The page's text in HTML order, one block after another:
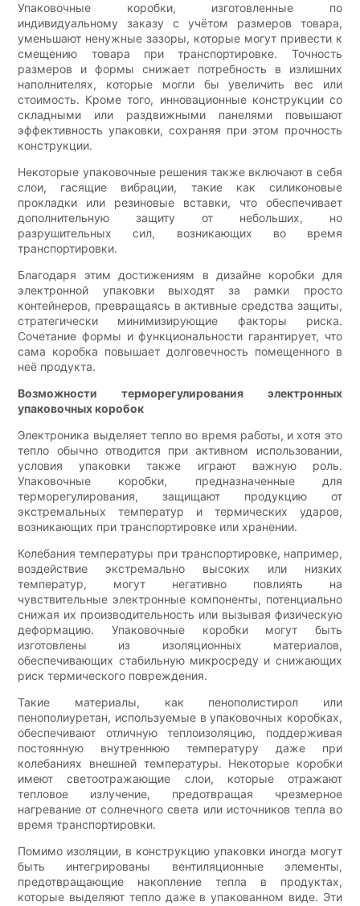
Упаковочные коробки, изготовленные по
индивидуальному заказу с учётом размеров товара,
уменьшают ненужные зазоры, которые могут привести к
смещению товара при транспортировке. Точность
размеров и формы снижает потребность в излишних
наполнителях, которые могли бы увеличить вес или
стоимость. Кроме того, инновационные конструкции со
складными или раздвижными панелями повышают
эффективность упаковки, сохраняя при этом прочность
конструкции.
Некоторые упаковочные решения также включают в себя
слои, гасящие вибрации, такие как силиконовые
прокладки или резиновые вставки, что обеспечивает
дополнительную защиту от небольших, но
разрушительных сил, возникающих во время
транспортировки.
Благодаря этим достижениям в дизайне коробки для
электронной упаковки выходят за рамки просто
контейнеров, превращаясь в активные средства защиты,
стратегически минимизирующие факторы риска.
Сочетание формы и функциональности гарантирует, что
сама коробка повышает долговечность помещенного в
неё продукта.
Возможности терморегулирования электронных
упаковочных коробок
Электроника выделяет тепло во время работы, и хотя это
тепло обычно отводится при активном использовании,
условия упаковки также играют важную роль.
Упаковочные коробки, предназначенные для
терморегулирования, защищают продукцию от
экстремальных температур и термических ударов,
возникающих при транспортировке или хранении.
Колебания температуры при транспортировке, например,
воздействие экстремально высоких или низких
температур, могут негативно повлиять на
чувствительные электронные компоненты, потенциально
снижая их производительность или вызывая физическую
деформацию. Упаковочные коробки могут быть
изготовлены из изоляционных материалов,
обеспечивающих стабильную микросреду и снижающих
риск термического повреждения.
Такие материалы, как пенополистирол или
пенополиуретан, используемые в упаковочных коробках,
обеспечивают отличную теплоизоляцию, поддерживая
постоянную внутреннюю температуру даже при
колебаниях внешней температуры. Некоторые коробки
имеют светоотражающие слои, которые отражают
тепловое излучение, предотвращая чрезмерное
нагревание от солнечного света или источников тепла во
время транспортировки.
Помимо изоляции, в конструкцию упаковки иногда могут
быть интегрированы вентиляционные элементы,
предотвращающие накопление тепла в продуктах,
которые выделяют тепло даже в упакованном виде. Эти